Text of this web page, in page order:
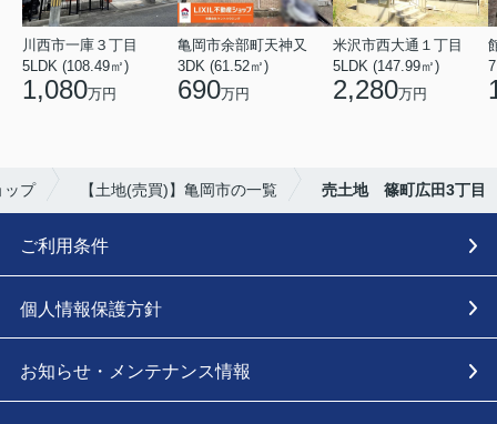
川西市一庫３丁目
5LDK (108.49㎡)
1,080万円
亀岡市余部町天神又
3DK (61.52㎡)
690万円
米沢市西大通１丁目
5LDK (147.99㎡)
2,280万円
ップ 【土地(売買)】亀岡市の一覧 売土地 篠町広田3丁目
ご利用条件
個人情報保護方針
お知らせ・メンテナンス情報